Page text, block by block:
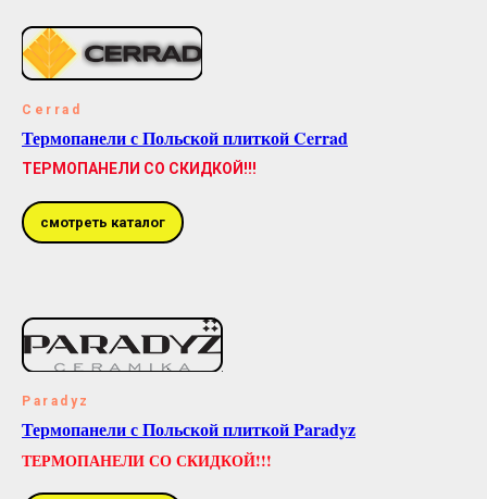
Cerrad
Термопанели с Польской плиткой Cerrad
ТЕРМОПАНЕЛИ СО СКИДКОЙ!!!
смотреть каталог
Paradyz
Термопанели с Польской плиткой Paradyz
ТЕРМОПАНЕЛИ СО СКИДКОЙ!!!